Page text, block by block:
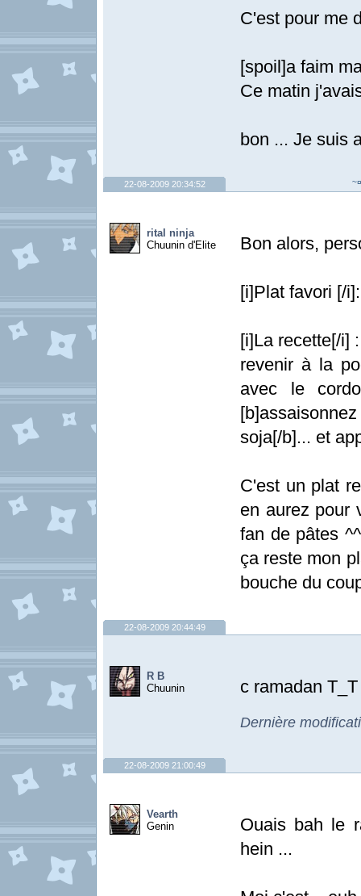
C'est pour me
[spoil]a faim
Ce matin
bon ... Je suis
22-08-2009 20:34:52
rital ninja
Chuunin d'Elite
Bon alors,
[i]Plat favori [/
[i]La recette[/i]
revenir à la
avec le
soja[/b]... et
C'est un plat
en aurez pour
fan de pâtes
ça reste mon
bouche du
22-08-2009 20:44:49
R B
Chuunin
c ramadan T_T
Dernière
22-08-2009 21:00:49
Vearth
Genin
Ouais bah le
hein ...